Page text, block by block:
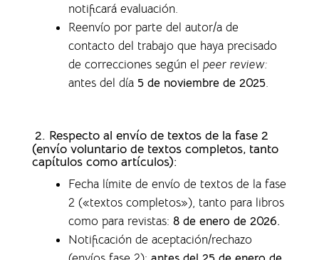
notificará evaluación.
Reenvío por parte del autor/a de
contacto del trabajo que haya precisado
de correcciones según el peer review:
antes del día 5 de noviembre de 2025.
2. Respecto al envío de textos de la fase 2
(envío voluntario de textos completos, tanto
capítulos como artículos):
Fecha límite de envío de textos de la fase
2 («textos completos»), tanto para libros
como para revistas: 8 de enero de 2026.
Notificación de aceptación/rechazo